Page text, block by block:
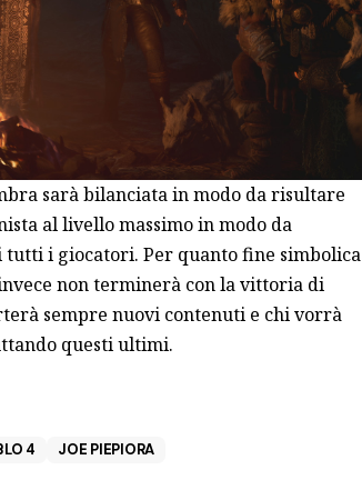
sarà bilanciata in modo da risultare
al livello massimo in modo da
i giocatori. Per quanto fine simbolica
non terminerà con la vittoria di
sempre nuovi contenuti e chi vorrà
questi ultimi.
4 JOE PIEPIORA